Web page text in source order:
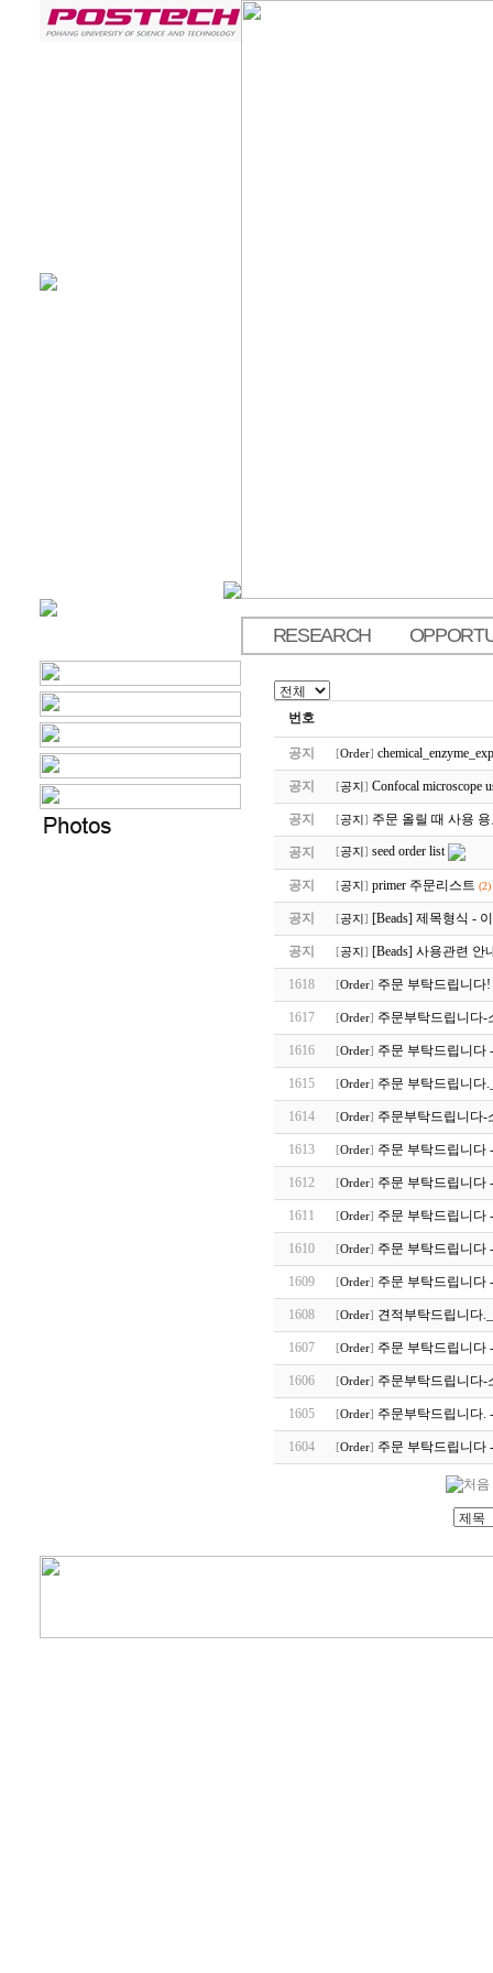
RESEARCH
번호
공지 [Order]
공지 [공지 ] Confocal microscope
공지 [공지 ] 주문 올릴 때 사용
공지 [공지 ] seed order list
공지 [공지 ] primer 주문리스트 (2)
공지 [공지 ] [Beads] 제목형식 -
공지 [공지 ] [Beads] 사용관련 안
1618 [Order] 주문 부탁드립니다
1617 [Order] 주문부탁드립니다-
1616 [Order] 주문 부탁드립니다
1615 [Order] 주문 부탁드립니다
1614 [Order] 주문부탁드립니다-
1613 [Order] 주문 부탁드립니다
1612 [Order] 주문 부탁드립니다
1611 [Order] 주문 부탁드립니다
1610 [Order] 주문 부탁드립니다
1609 [Order] 주문 부탁드립니다
1608 [Order] 견적부탁드립니다
1607 [Order] 주문 부탁드립니다
1606 [Order] 주문부탁드립니다-
1605 [Order] 주문부탁드립니다.
1604 [Order] 주문 부탁드립니다